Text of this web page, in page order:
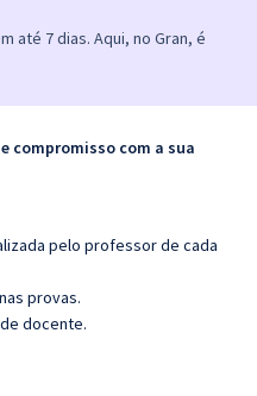
até 7 dias. Aqui, no Gran, é
compromisso com a sua
pelo professor de cada
provas.
docente.